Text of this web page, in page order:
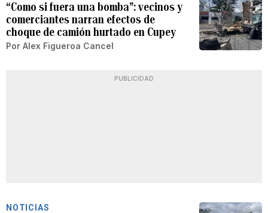
“Como si fuera una bomba”: vecinos y
comerciantes narran efectos de
choque de camión hurtado en Cupey
Por Alex Figueroa Cancel
PUBLICIDAD
NOTICIAS